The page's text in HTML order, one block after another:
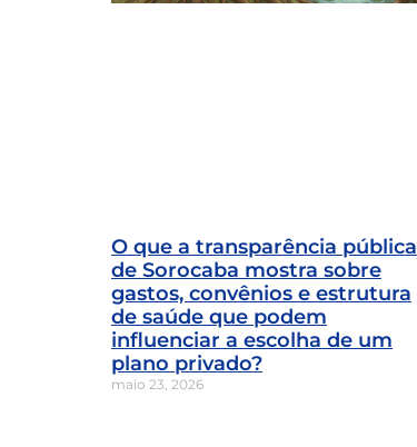
O que a transparência pública
de Sorocaba mostra sobre
gastos, convênios e estrutura
de saúde que podem
influenciar a escolha de um
plano privado?
maio 23, 2026